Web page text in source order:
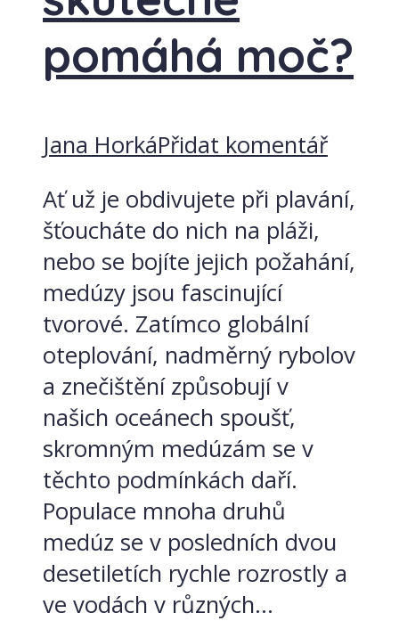
pomáhá moč?
Jana HorkáPřidat komentář
Ať už je obdivujete při plavání,
šťoucháte do nich na pláži,
nebo se bojíte jejich požahání,
medúzy jsou fascinující
tvorové. Zatímco globální
oteplování, nadměrný rybolov
a znečištění způsobují v
našich oceánech spoušť,
skromným medúzám se v
těchto podmínkách daří.
Populace mnoha druhů
medúz se v posledních dvou
desetiletích rychle rozrostly a
ve vodách v různých...